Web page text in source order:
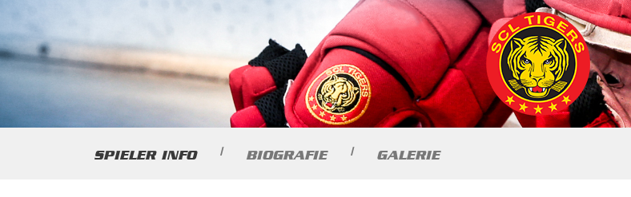
SPIELER INFO | BIOGRAFIE | GALERIE